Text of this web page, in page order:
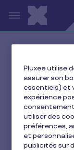
Aller au contenu
Je me restaure
Y a-t-il un
Restaurant ?
Y a-t-il
Pluxee utilise
assurer son
essentiels) et
expérience
utiliser des
préférences,
et
publicités sur